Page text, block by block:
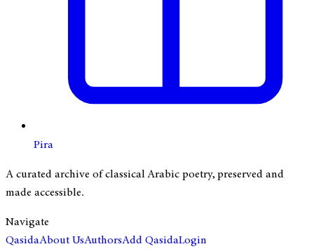
Pira
A curated archive of classical Arabic poetry, preserved and
made accessible.
Navigate
QasidaAbout UsAuthorsAdd QasidaLogin